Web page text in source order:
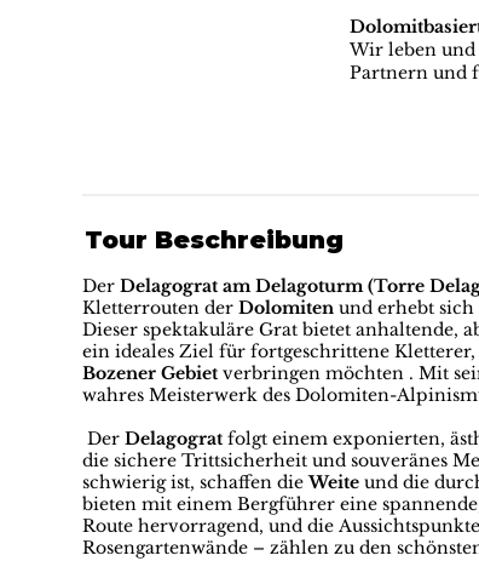
Wir leben
Partnern und
Tour Beschreibung
DerDelagograt am Delagoturm (Torre
Kletterrouten derDolomiten und erhebt
Dieser spektakuläre Grat bietet anhaltende,
ein ideales Ziel für fortgeschrittene
Bozener Gebiet verbringen möchten . Mit
wahres Meisterwerk des Dolomiten-
DerDelagograt folgt einem exponierten,
die sichere Trittsicherheit und souveränes
schwierig ist, schaffen dieWeite und die
bieten mit einem Bergführer eine
Route hervorragend, und die
Rosengartenwände – zählen zu den